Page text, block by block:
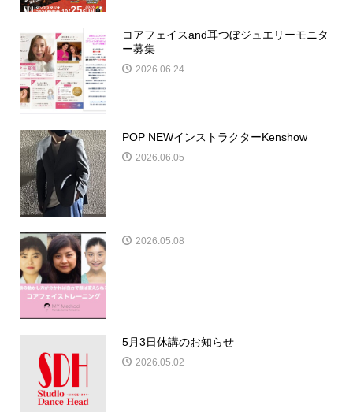
コアフェイスand耳つぼジュエリーモニタ
ー募集
2026.06.24
POP NEWインストラクターKenshow
2026.06.05
2026.05.08
5月3日休講のお知らせ
2026.05.02